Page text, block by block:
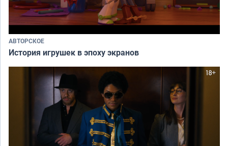
АВТОРСКОЕ
История игрушек в эпоху экранов